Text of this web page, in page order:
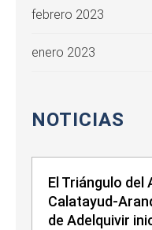
febrero 2023
enero 2023
NOTICIAS
El Triángulo del
Calatayud-
de Adelquivir